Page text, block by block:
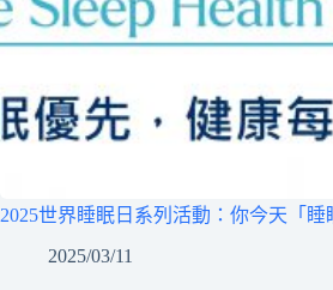
2025世界睡眠日系列活動：你今天「睡
2025/03/11